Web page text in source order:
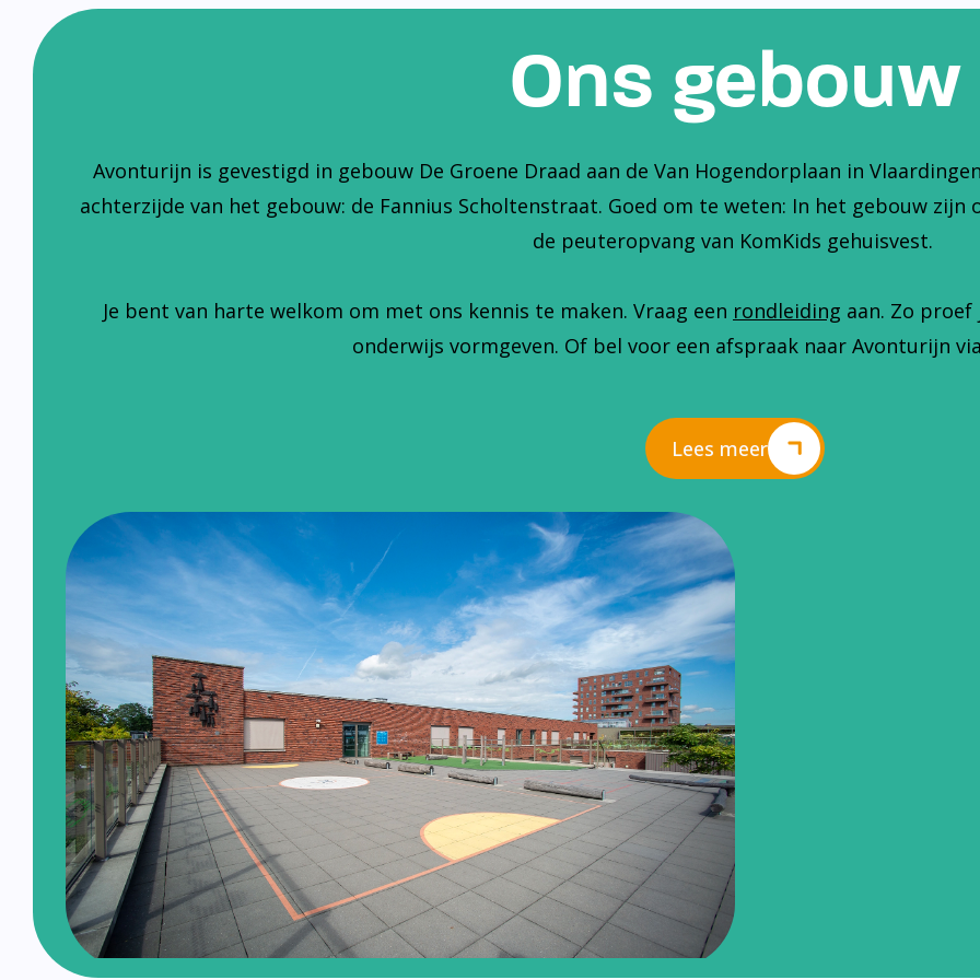
Ons gebouw
Avonturijn is gevestigd in gebouw De Groene Draad aan de Van Hogendorplaan in
achterzijde van het gebouw: de Fannius Scholtenstraat. Goed om te weten: In het gebouw zijn
de peuteropvang van KomKids gehuisvest.
Je bent van harte welkom om met ons kennis te maken. Vraag een rondleiding aan. Zo proef
onderwijs vormgeven. Of bel voor een afspraak naar Avonturijn via
Lees meer